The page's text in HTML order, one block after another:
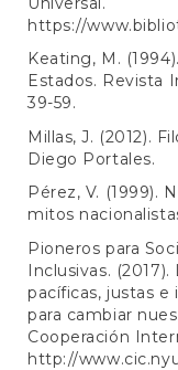
https://
Keating, M.
Estados. Revista
39-59.
Millas, J. (2012).
Diego Portales.
Pérez, V. (1999).
mitos
Pioneros para
Inclusivas.
pacíficas, justas e
para cambiar
Cooperación
http://